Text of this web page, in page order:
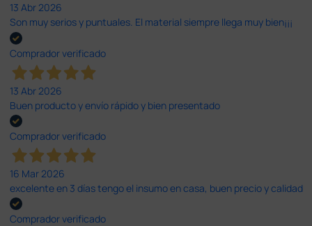
13 Abr 2026
Son muy serios y puntuales. El material siempre llega muy bien¡¡¡
Comprador verificado
13 Abr 2026
Buen producto y envío rápido y bien presentado
Comprador verificado
16 Mar 2026
excelente en 3 días tengo el insumo en casa, buen precio y calidad
Comprador verificado